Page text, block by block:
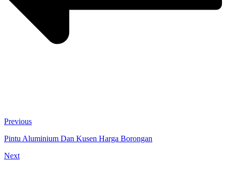
Previous
Pintu Aluminium Dan Kusen Harga Borongan
Next